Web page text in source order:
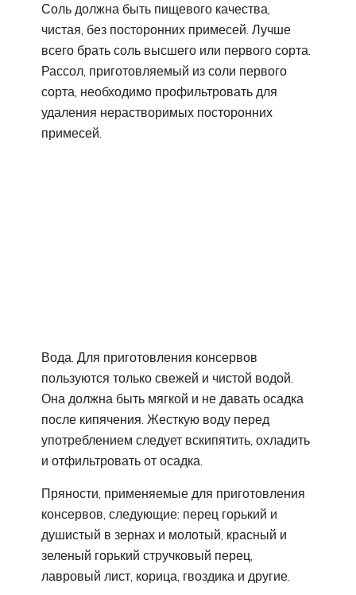
Соль должна быть пищевого качества,
чистая, без посторонних примесей. Лучше
всего брать соль высшего или первого сорта.
Рассол, приготовляемый из соли первого
сорта, необходимо профильтровать для
удаления нерастворимых посторонних
примесей.
Вода. Для приготовления консервов
пользуются только свежей и чистой водой.
Она должна быть мягкой и не давать осадка
после кипячения. Жесткую воду перед
употреблением следует вскипятить, охладить
и отфильтровать от осадка.
Пряности, применяемые для приготовления
консервов, следующие: перец горький и
душистый в зернах и молотый, красный и
зеленый горький стручковый перец,
лавровый лист, корица, гвоздика и другие.